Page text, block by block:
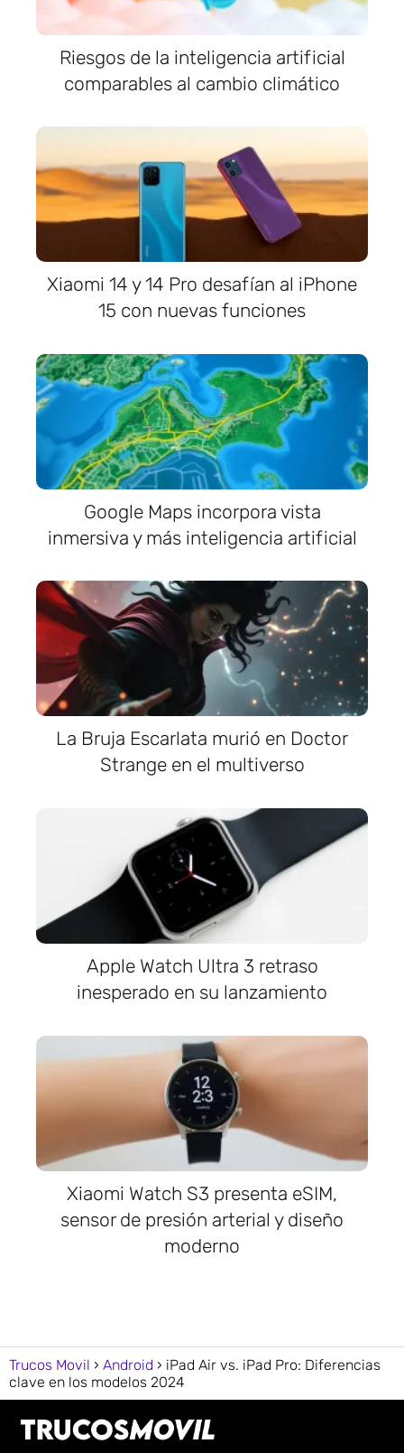
Riesgos de la inteligencia artificial
comparables al cambio climático
Xiaomi 14 y 14 Pro desafían al iPhone
15 con nuevas funciones
Google Maps incorpora vista
inmersiva y más inteligencia artificial
La Bruja Escarlata murió en Doctor
Strange en el multiverso
Apple Watch Ultra 3 retraso
inesperado en su lanzamiento
Xiaomi Watch S3 presenta eSIM,
sensor de presión arterial y diseño
moderno
Trucos Movil Android
iPad Air vs. iPad Pro: Diferencias
clave en los modelos 2024